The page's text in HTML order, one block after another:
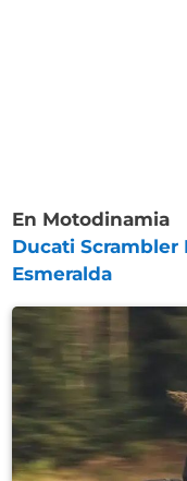
En Motodinamia
Ducati
Esmeralda